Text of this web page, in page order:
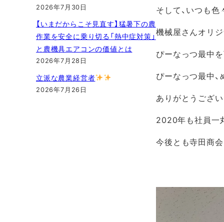
そして、いつも
機械屋さんオリ
ぴーなっつ最中
ぴーなっつ最中 、
ありがとうござ
2020年も社員一
今後とも寺田商
2026年7月30日
【いまだからこそ見直す】猛暑下の農
作業を安全に乗り切る「熱中症対策」
と農機具エアコンの価値とは
2026年7月28日
立派な農業経営者
2026年7月26日